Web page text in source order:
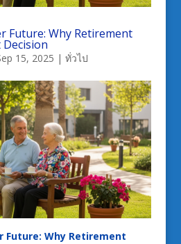
Future: Why Retirement
Decision
15, 2025 | ทั่วไป
Future: Why Retirement